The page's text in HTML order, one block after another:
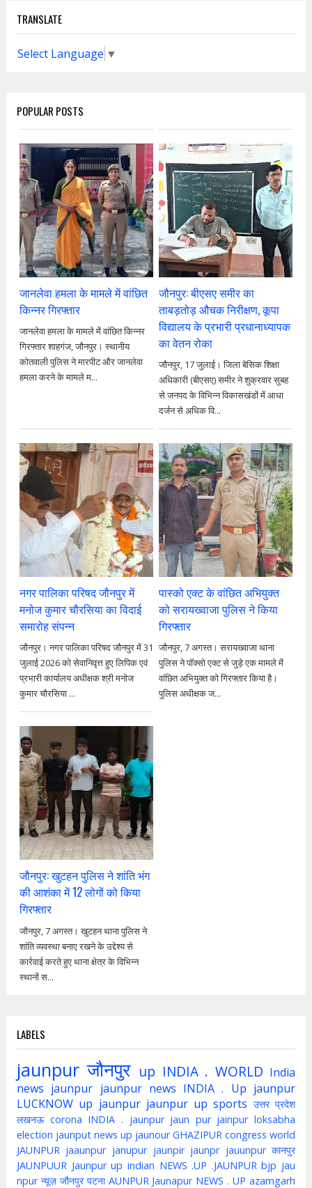
TRANSLATE
Select Language ▼
POPULAR POSTS
जानलेवा हमला के मामले में वांछित
किन्नर गिरफ्तार
जानलेवा हमला के मामले में वांछित किन्नर
गिरफ्तार शाहगंज, जौनपुर। स्थानीय
कोतवाली पुलिस ने मारपीट और जानलेवा
हमला करने के मामले म...
जौनपुर: बीएसए समीर का
ताबड़तोड़ औचक निरीक्षण, कूपा
विद्यालय के प्रभारी प्रधानाध्यापक
का वेतन रोका
जौनपुर, 17 जुलाई। जिला बेसिक शिक्षा
अधिकारी (बीएसए) समीर ने शुक्रवार सुबह
से जनपद के विभिन्न विकासखंडों में आधा
दर्जन से अधिक वि...
नगर पालिका परिषद जौनपुर में
मनोज कुमार चौरसिया का विदाई
समारोह संपन्न
जौनपुर। नगर पालिका परिषद जौनपुर में 31
जुलाई 2026 को सेवानिवृत्त हुए लिपिक एवं
प्रभारी कार्यालय अधीक्षक श्री मनोज
कुमार चौरसिया ...
पास्को एक्ट के वांछित अभियुक्त
को सरायख्वाजा पुलिस ने किया
गिरफ्तार
जौनपुर, 7 अगस्त। सरायख्वाजा थाना
पुलिस ने पॉक्सो एक्ट से जुड़े एक मामले में
वांछित अभियुक्त को गिरफ्तार किया है।
पुलिस अधीक्षक ज...
जौनपुर: खुटहन पुलिस ने शांति भंग
की आशंका में 12 लोगों को किया
गिरफ्तार
जौनपुर, 7 अगस्त। खुटहन थाना पुलिस ने
शांति व्यवस्था बनाए रखने के उद्देश्य से
कार्रवाई करते हुए थाना क्षेत्र के विभिन्न
स्थानों स...
LABELS
jaunpur जौनपुर up INDIA . WORLD India
news jaunpur jaunpur news INDIA . Up jaunpur
LUCKNOW up jaunpur jaunpur up sports उत्तर प्रदेश
लखनऊ corona INDIA . jaunpur jaun pur jainpur loksabha
election jaunput news up jaunour GHAZIPUR congress world
JAUNPUR jaaunpur janupur jaunpir jaunpr jauunpur कानपुर
JAUNPUUR Jaunpur up indian NEWS .UP .JAUNPUR bjp jau
npur न्यूज़ जौनपुर पटना AUNPUR Jaunapur NEWS . UP azamgarh